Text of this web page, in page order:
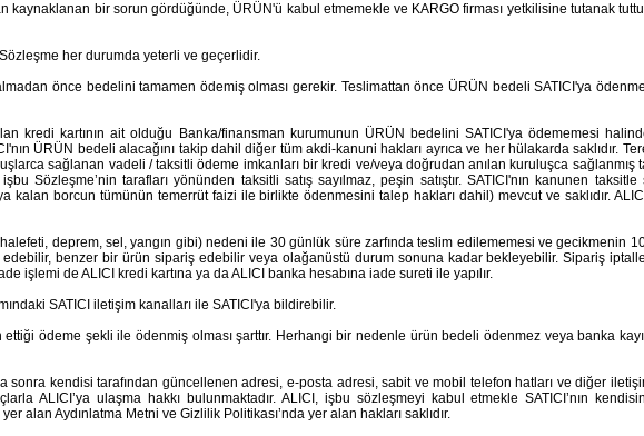
kaynaklanan bir sorun gördüğünde, ÜRÜN'ü kabul etmemekle ve KARGO firması yetkilisine tutanak
her durumda yeterli ve geçerlidir.
önce bedelini tamamen ödemiş olması gerekir. Teslimattan önce ÜRÜN bedeli SATICI'ya
kredi kartının ait olduğu Banka/finansman kurumunun ÜRÜN bedelini SATICI'ya ödememesi
ÜRÜN bedeli alacağını takip dahil diğer tüm akdi-kanuni hakları ayrıca ve her hülakarda saklıdır.
sağlanan vadeli / taksitli ödeme imkanları bir kredi ve/veya doğrudan anılan kuruluşca sağlanmış
Sözleşme’nin tarafları yönünden taksitli satış sayılmaz, peşin satıştır. SATICI'nın kanunen
borcun tümünün temerrüt faizi ile birlikte ödenmesini talep hakları dahil) mevcut ve saklıdır.
deprem, sel, yangın gibi) nedeni ile 30 günlük süre zarfında teslim edilememesi ve gecikmenin
benzer bir ürün sipariş edebilir veya olağanüstü durum sonuna kadar bekleyebilir. Sipariş
işlemi de ALICI kredi kartına ya da ALICI banka hesabına iade sureti ile yapılır.
SATICI iletişim kanalları ile SATICI'ya bildirebilir.
ödeme şekli ile ödenmiş olması şarttır. Herhangi bir nedenle ürün bedeli ödenmez veya banka
sonra kendisi tarafından güncellenen adresi, e-posta adresi, sabit ve mobil telefon hatları ve diğer
ALICI’ya ulaşma hakkı bulunmaktadır. ALICI, işbu sözleşmeyi kabul etmekle SATICI’nın
alan Aydınlatma Metni ve Gizlilik Politikası’nda yer alan hakları saklıdır.